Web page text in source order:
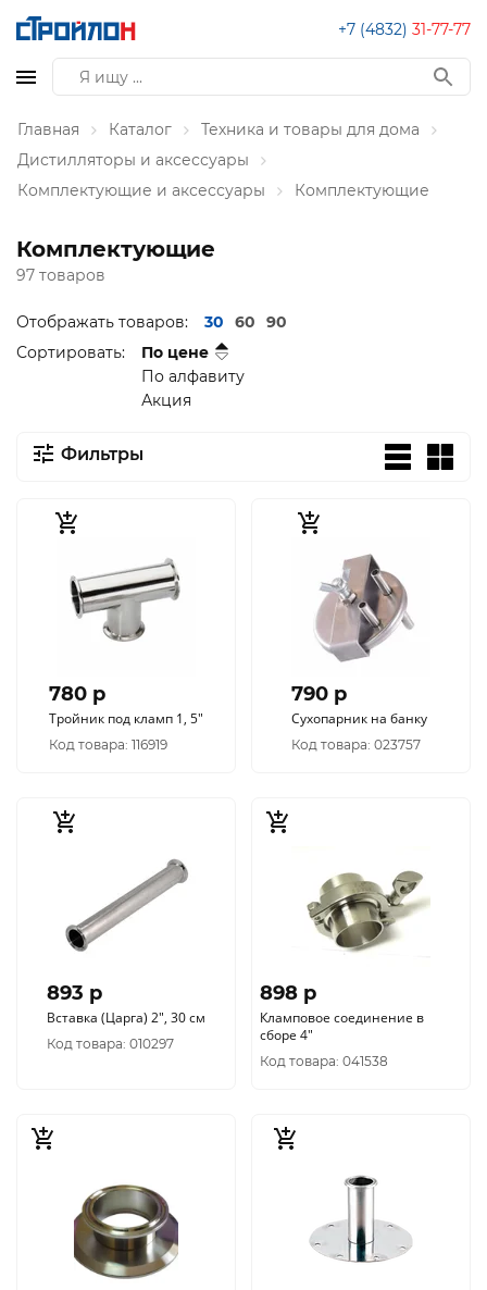
+7 (4832) 31-77-77
Главная Каталог
Техника и товары для дома
Дистилляторы и аксессуары
Комплектующие и аксессуары
Комплектующие
Комплектующие
97 товаров
Отображать товаров: 30 60
90
Сортировать:
По цене
По алфавиту
Акция
Фильтры
780 p
Тройник под кламп 1, 5"
Код товара: 116919
790 p
Сухопарник на банку
Код товара: 023757
893 p
Вставка (Царга) 2", 30 см
Код товара: 010297
898 p
Кламповое соединение в
сборе 4"
Код товара: 041538